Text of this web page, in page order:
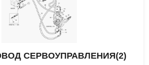
СЕРВОУПРАВЛЕНИЯ(2)